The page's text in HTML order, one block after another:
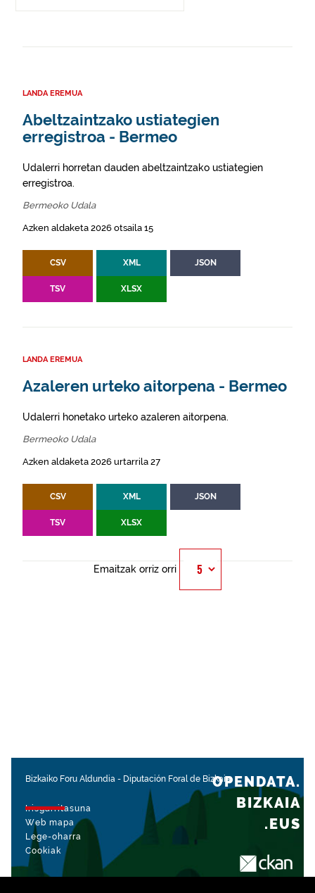
LANDA EREMUA
Abeltzaintzako ustiategien
erregistroa - Bermeo
Udalerri horretan dauden abeltzaintzako ustiategien
erregistroa.
Bermeoko Udala
Azken aldaketa 2026 otsaila 15
CSV XML JSON
TSV XLSX
LANDA EREMUA
Azaleren urteko aitorpena - Bermeo
Udalerri honetako urteko azaleren aitorpena.
Bermeoko Udala
Azken aldaketa 2026 urtarrila 27
CSV XML JSON
TSV XLSX
Emaitzak orriz orri
Bizkaiko Foru Aldundia - Diputación Foral de Bizkaia
Irisgarritasuna
Web mapa
Lege-oharra
Cookiak
OPENDATA.
BIZKAIA
.EUS